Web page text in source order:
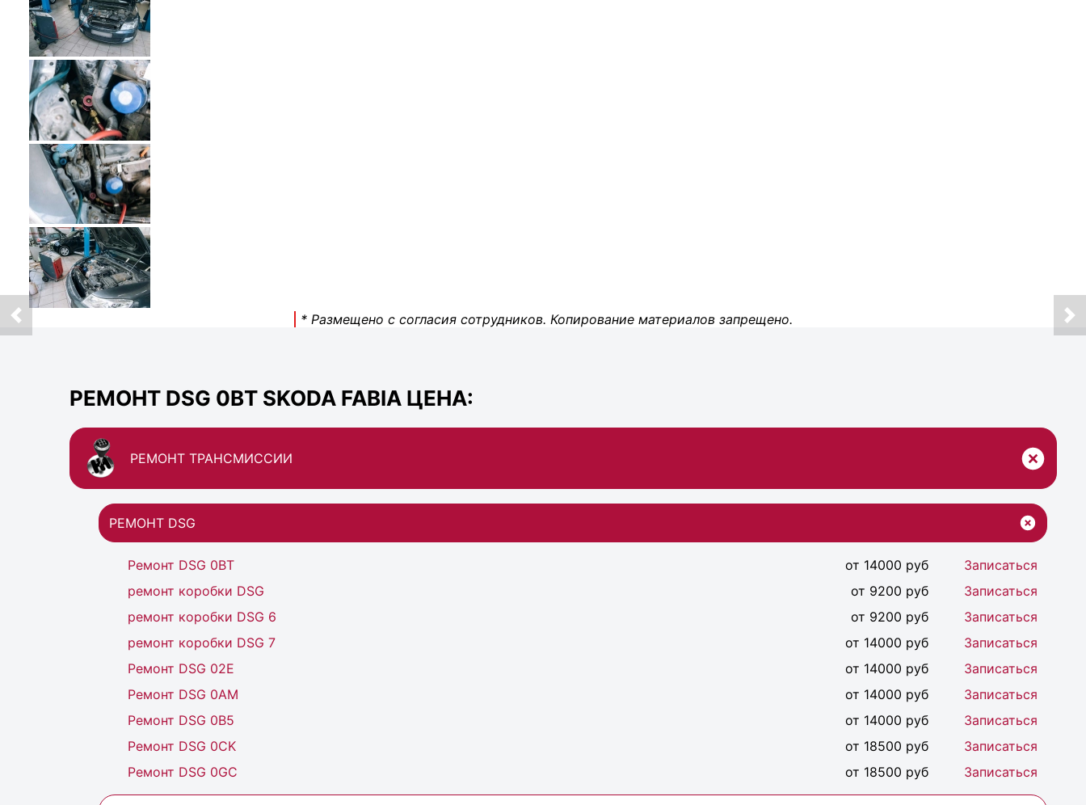
* Размещено с согласия сотрудников. Копирование материалов запрещено.
РЕМОНТ DSG 0BT SKODA FABIA ЦЕНА:
РЕМОНТ ТРАНСМИССИИ
РЕМОНТ DSG
Ремонт DSG 0BT от 14000 руб
Записаться
ремонт коробки DSG
от 9200 руб
Записаться
ремонт коробки DSG 6
от 9200 руб
Записаться
ремонт коробки DSG 7
от 14000 руб
Записаться
Ремонт DSG 02Е
от 14000 руб
Записаться
Ремонт DSG 0AM
от 14000 руб
Записаться
Ремонт DSG 0B5
от 14000 руб
Записаться
Ремонт DSG 0CK
от 18500 руб
Записаться
Ремонт DSG 0GC
от 18500 руб Записаться